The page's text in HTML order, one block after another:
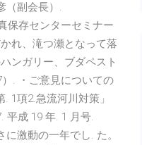
（副会長）.
保存センターセミナー
れ、滝つ瀬となって落
ンガリー、ブダペスト
. ・ご意見についての
1項2.急流河川対策」
平成 19 年. 1 月号.
激動の一年でし. た。